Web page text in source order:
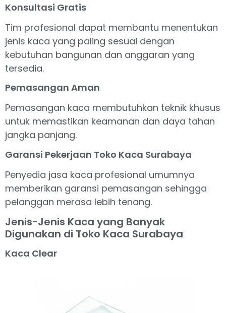
Konsultasi Gratis
Tim profesional dapat membantu menentukan
jenis kaca yang paling sesuai dengan
kebutuhan bangunan dan anggaran yang
tersedia.
Pemasangan Aman
Pemasangan kaca membutuhkan teknik khusus
untuk memastikan keamanan dan daya tahan
jangka panjang.
Garansi Pekerjaan Toko Kaca Surabaya
Penyedia jasa kaca profesional umumnya
memberikan garansi pemasangan sehingga
pelanggan merasa lebih tenang.
Jenis-Jenis Kaca yang Banyak
Digunakan di Toko Kaca Surabaya
Kaca Clear